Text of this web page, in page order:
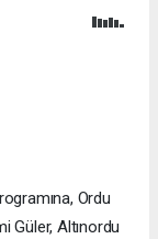
Ordu
Güler, Altınordu